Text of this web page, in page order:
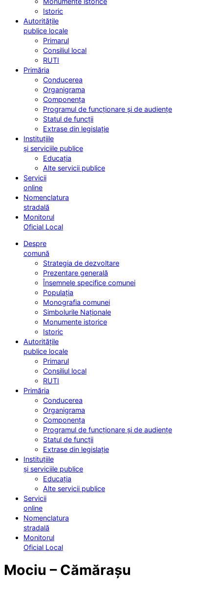
Istoric
Autoritățile
publice locale
Primarul
Consiliul local
RUTI
Primăria
Conducerea
Organigrama
Componența
Programul de funcționare și de audiențe
Statul de funcții
Extrase din legislație
Instituțiile
și serviciile publice
Educația
Alte servicii publice
Servicii
online
Nomenclatura
stradală
Monitorul
Oficial Local
Despre
comună
Strategia de dezvoltare
Prezentare generală
Însemnele specifice comunei
Populația
Monografia comunei
Simbolurile Naționale
Monumente istorice
Istoric
Autoritățile
publice locale
Primarul
Consiliul local
RUTI
Primăria
Conducerea
Organigrama
Componența
Programul de funcționare și de audiențe
Statul de funcții
Extrase din legislație
Instituțiile
și serviciile publice
Educația
Alte servicii publice
Servicii
online
Nomenclatura
stradală
Monitorul
Oficial Local
Mociu – Cămărașu